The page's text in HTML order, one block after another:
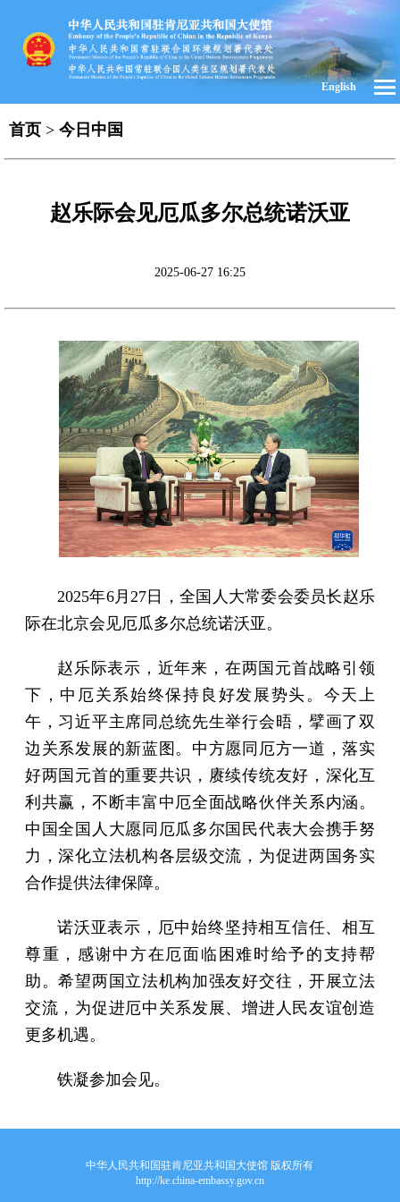
English
首页 > 今日中国
赵乐际会见厄瓜多尔总统诺沃亚
2025-06-27 16:25
2025年6月27日，全国人大常委会委员长赵乐
际在北京会见厄瓜多尔总统诺沃亚。
赵乐际表示，近年来，在两国元首战略引领
下，中厄关系始终保持良好发展势头。今天上
午，习近平主席同总统先生举行会晤，擘画了双
边关系发展的新蓝图。中方愿同厄方一道，落实
好两国元首的重要共识，赓续传统友好，深化互
利共赢，不断丰富中厄全面战略伙伴关系内涵。
中国全国人大愿同厄瓜多尔国民代表大会携手努
力，深化立法机构各层级交流，为促进两国务实
合作提供法律保障。
诺沃亚表示，厄中始终坚持相互信任、相互
尊重，感谢中方在厄面临困难时给予的支持帮
助。希望两国立法机构加强友好交往，开展立法
交流，为促进厄中关系发展、增进人民友谊创造
更多机遇。
铁凝参加会见。
中华人民共和国驻肯尼亚共和国大使馆 版权所有
http://ke.china-embassy.gov.cn